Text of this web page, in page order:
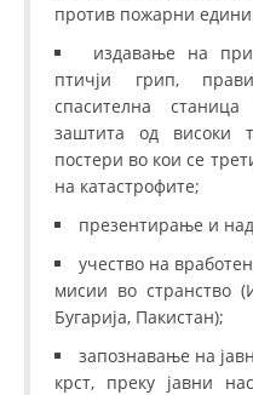
против пожарни
издавање на
птичји грип,
спасителна
заштита од високи
постери во кои се
на катастрофите;
презентирање и
учество на
мисии во странство
Бугарија, Пакистан);
запознавање на
крст, преку јавни